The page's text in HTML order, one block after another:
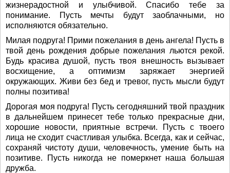
жизнерадостной и улыбчивой. Спасибо тебе за
понимание. Пусть мечты будут заоблачными, но
исполняются обязательно.
Милая подруга! Прими пожелания в день ангела! Пусть в
твой день рождения добрые пожелания льются рекой.
Будь красива душой, пусть твоя внешность вызывает
восхищение, а оптимизм заряжает энергией
окружающих. Живи без бед и тревог, пусть мысли будут
полны позитива!
Дорогая моя подруга! Пусть сегодняшний твой праздник
в дальнейшем принесет тебе только прекрасные дни,
хорошие новости, приятные встречи. Пусть с твоего
лица не сходит счастливая улыбка. Всегда, как и сейчас,
сохраняй чистоту души, человечность, умение быть на
позитиве. Пусть никогда не померкнет наша большая
дружба.